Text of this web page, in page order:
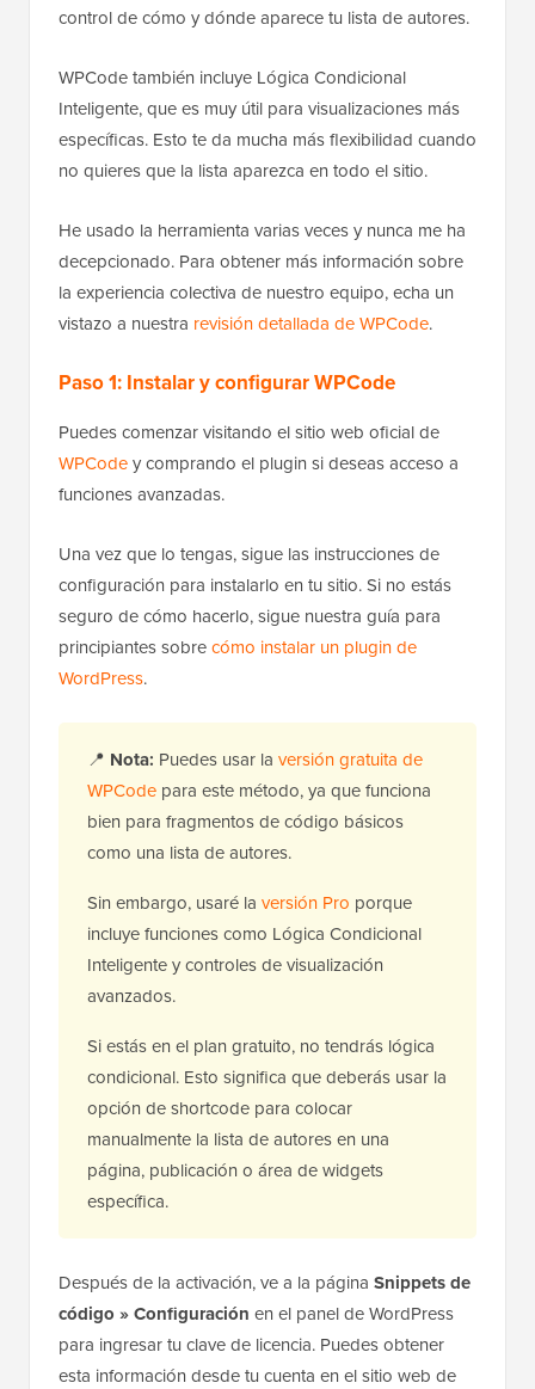
control de cómo y dónde aparece tu lista de autores.
WPCode también incluye Lógica Condicional
Inteligente, que es muy útil para visualizaciones más
específicas. Esto te da mucha más flexibilidad cuando
no quieres que la lista aparezca en todo el sitio.
He usado la herramienta varias veces y nunca me ha
decepcionado. Para obtener más información sobre
la experiencia colectiva de nuestro equipo, echa un
vistazo a nuestra revisión detallada de WPCode.
Paso 1: Instalar y configurar WPCode
Puedes comenzar visitando el sitio web oficial de
WPCodey comprando el plugin si deseas acceso a
funciones avanzadas.
Una vez que lo tengas, sigue las instrucciones de
configuración para instalarlo en tu sitio. Si no estás
seguro de cómo hacerlo, sigue nuestra guía para
principiantes sobrecómo instalar un plugin de
WordPress.
📍 Nota: Puedes usar la versión gratuita de
WPCode para este método, ya que funciona
bien para fragmentos de código básicos
como una lista de autores.
Sin embargo, usaré la versión Pro porque
incluye funciones como Lógica Condicional
Inteligente y controles de visualización
avanzados.
Si estás en el plan gratuito, no tendrás lógica
condicional. Esto significa que deberás usar la
opción de shortcode para colocar
manualmente la lista de autores en una
página, publicación o área de widgets
específica.
Después de la activación, ve a la página Snippets de
código » Configuración en el panel de WordPress
para ingresar tu clave de licencia. Puedes obtener
esta información desde tu cuenta en el sitio web de